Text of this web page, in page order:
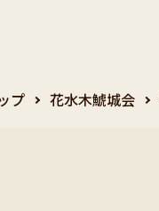
プ 花水木鯱城会